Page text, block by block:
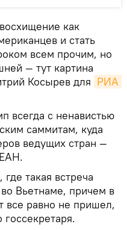
как
и стать
всем прочим, но
— тут картина
Косырев для РИА
всегда с ненавистью
саммитам, куда
ведущих стран —
такая встреча
Вьетнаме, причем в
все равно не пришел,
госсекретаря.